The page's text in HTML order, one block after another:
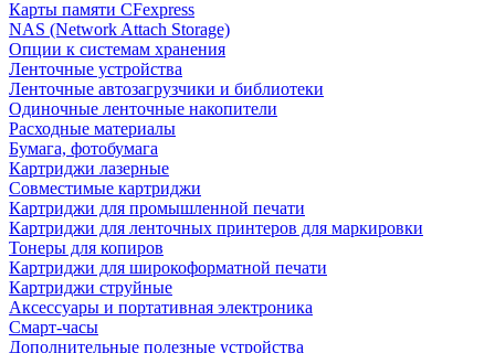
Карты памяти CFexpress
NAS (Network Attach Storage)
Опции к системам хранения
Ленточные устройства
Ленточные автозагрузчики и библиотеки
Одиночные ленточные накопители
Расходные материалы
Бумага, фотобумага
Картриджи лазерные
Совместимые картриджи
Картриджи для промышленной печати
Картриджи для ленточных принтеров для маркировки
Тонеры для копиров
Картриджи для широкоформатной печати
Картриджи струйные
Аксессуары и портативная электроника
Смарт-часы
Дополнительные полезные устройства